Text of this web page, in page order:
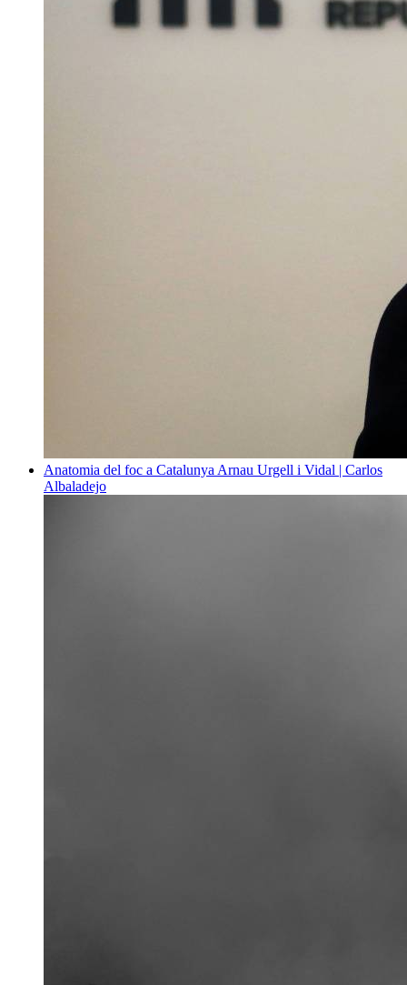
Anatomia del foc a Catalunya Arnau Urgell i Vidal | Carlos
Albaladejo